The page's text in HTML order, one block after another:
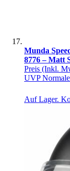
Munda
8776 – Matt
Preis (Inkl.
UVP
Auf Lager.